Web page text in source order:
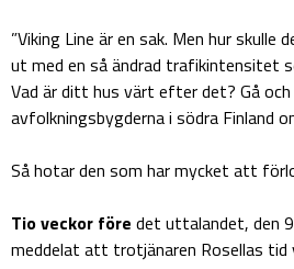
”Viking Line är en sak. Men hur skulle
ut med en så ändrad trafikintensitet
Vad är ditt hus värt efter det? Gå
avfolkningsbygderna i södra Finland
Så hotar den som har mycket att
Tio veckor före det uttalandet, den
meddelat att trotjänaren Rosellas tid